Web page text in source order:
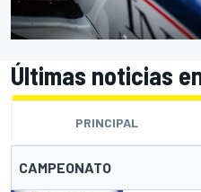
Últimas noticias
PRINCIPAL
CAMPEONATO